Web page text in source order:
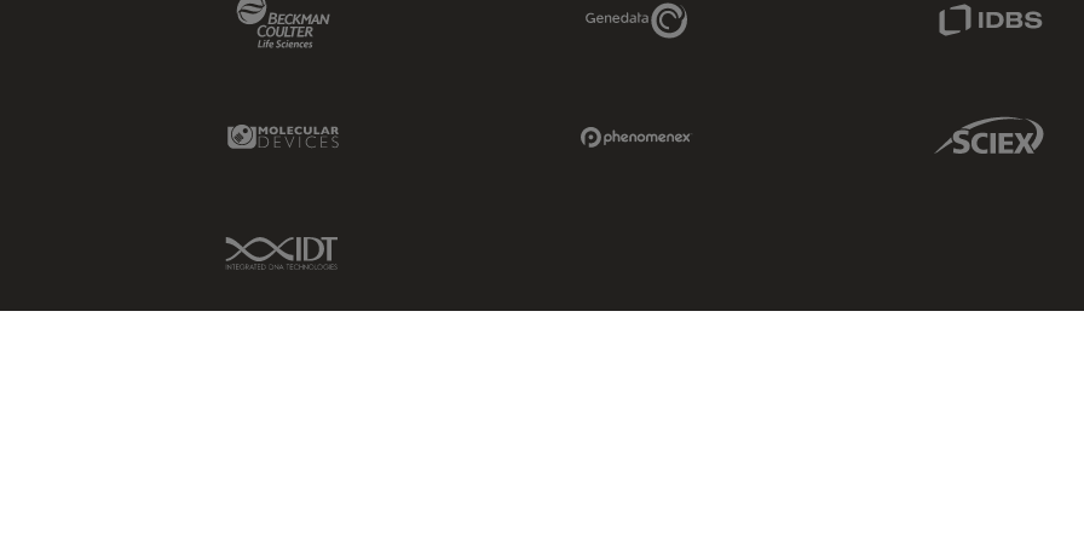
Imagenología in vivo de
tejidos avanzados
Imperial Imaging Hub
Industria Metalúrgica
Molecular Devices Link Sciex Link
IDT Link